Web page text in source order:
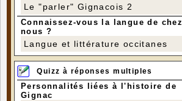
Le "parler" Gignacois 2
Connaissez-vous la langue de chez
nous ?
Langue et littérature occitanes
Quizz à réponses multiples
Personnalités liées à l'histoire de
Gignac